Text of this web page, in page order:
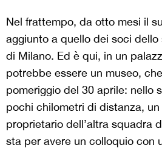
Nel frattempo, da otto mesi il
aggiunto a quello dei soci dello
di Milano. Ed è qui, in un
potrebbe essere un museo,
pomeriggio del 30 aprile: nello
pochi chilometri di distanza,
proprietario dell’altra squadra
sta per avere un colloquio con